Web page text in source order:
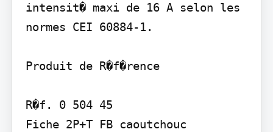
intensit� maxi de 16 A selon les
normes CEI 60884-1.
Produit de R�f�rence
R�f. 0 504 45
Fiche 2P+T FB caoutchouc